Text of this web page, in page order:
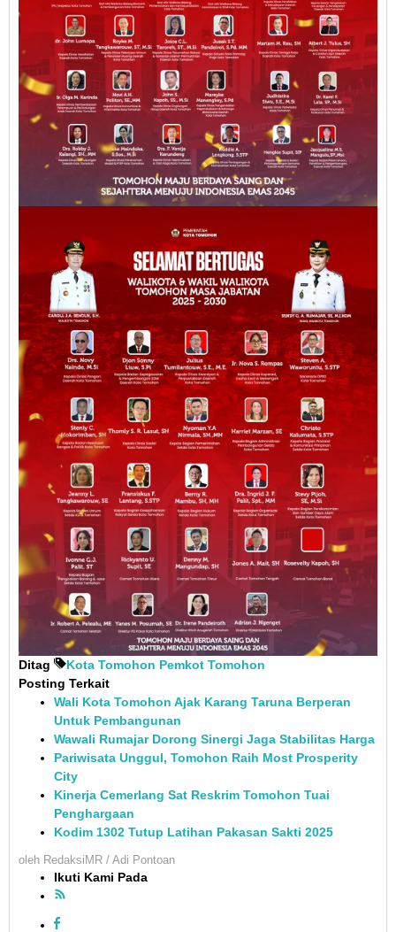
Ditag Kota Tomohon Pemkot Tomohon
Posting Terkait
Wali Kota Tomohon Ajak Karang Taruna Berperan
Untuk Pembangunan
Wawali Rumajar Dorong Sinergi Jaga Stabilitas Harga
Pariwisata Unggul, Tomohon Raih Most Prosperity
City
Kinerja Cemerlang Sat Reskrim Tomohon Tuai
Penghargaan
Kodim 1302 Tutup Latihan Pakasan Sakti 2025
oleh RedaksiMR / Adi Pontoan
Ikuti Kami Pada